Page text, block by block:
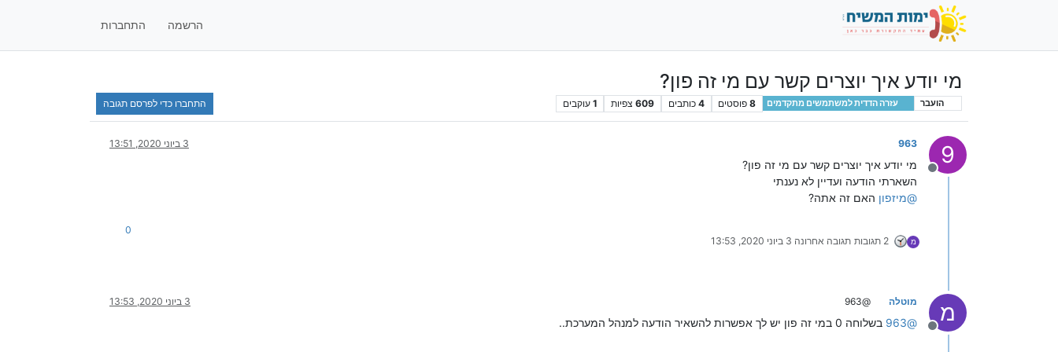
הרשמה התחברות
מי יודע איך יוצרים קשר עם מי זה פון?
הועבר עזרה הדדית למשתמשים מתקדמים 8 פוסטים 4 כותבים 609 צפיות 1 עוקבים התחברו כדי לפרסם תגובה
9
מנותק
963 3 ביוני 2020, 13:51
מי יודע איך יוצרים קשר עם מי זה פון?
השארתי הודעה ועדיין לא נענתי
@מיזפון האם זה אתה?
מ 2 תגובות תגובה אחרונה 3 ביוני 2020, 13:53
0
מ
מנותק
מוטלה @963 3 ביוני 2020, 13:53
@
963 בשלוחה 0 במי זה פון יש לך אפשרות להשאיר הודעה למנהל המערכת..